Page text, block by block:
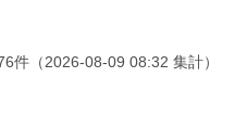
件 （2026-08-09 08:32 集計）